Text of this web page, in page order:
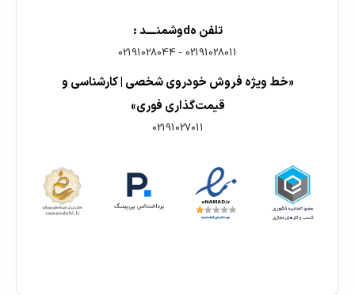
تلفن هdوشمنــــد :
02191028011
-
02191028044
«خط ویژه فروش خودروی شخصی | کارشناسی و
قیمت‌گذاری فوری»
02191027011